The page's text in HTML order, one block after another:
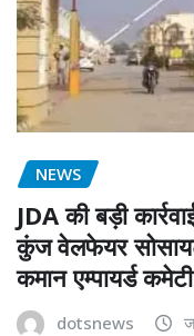
NEWS
JDA की बड़ी
कुंज वेलफेयर
कमान एम्पायर्ड
dotsnews